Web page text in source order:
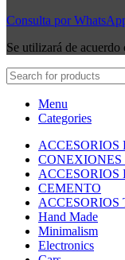
Consulta por
Se utilizará de acuerdo
Menu
Categories
ACCESORIOS
CONEXIONES
ACCESORIOS
CEMENTO
ACCESORIOS
Hand Made
Minimalism
Electronics